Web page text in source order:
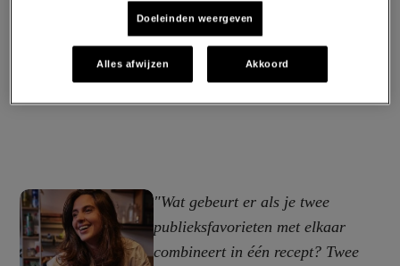
"Wat gebeurt er als je twee
publieksfavorieten met elkaar
combineert in één recept? Twee
Doeleinden weergeven
Alles afwijzen Akkoord